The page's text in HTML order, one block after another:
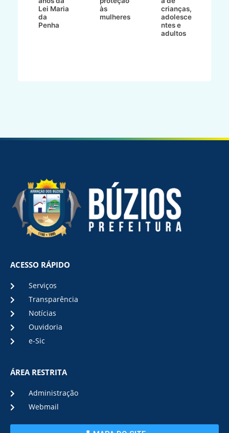
Lei Maria
da
Penha
às
mulheres
crianças,
adolesce
ntes e
adultos
ACESSO RÁPIDO
Serviços
Transparência
Notícias
Ouvidoria
e-Sic
ÁREA RESTRITA
Administração
Webmail